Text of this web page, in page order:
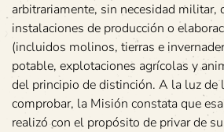
arbitrariamente, sin necesidad militar,
instalaciones de producción o
(incluidos molinos, tierras e
potable, explotaciones agrícolas y
del principio de distinción. A la luz de
comprobar, la Misión constata que
realizó con el propósito de privar de